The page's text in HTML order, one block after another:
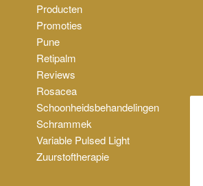
Producten
Promoties
Pune
Retipalm
Reviews
Rosacea
Schoonheidsbehandelingen
Schrammek
Variable Pulsed Light
Zuurstoftherapie